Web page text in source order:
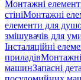
Монтажні
стініМонтажні
елементи для
змішувачів для
Інсталяційні
приладів
машинЗапасні